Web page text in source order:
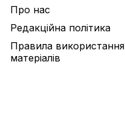
Про нас
Редакційна політика
Правила використання
матеріалів